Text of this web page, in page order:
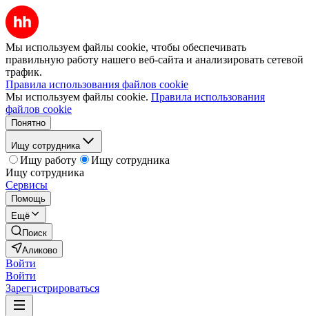
Мы используем файлы cookie, чтобы обеспечивать
правильную работу нашего веб-сайта и анализировать сетевой
трафик.
Правила использования файлов cookie
Мы используем файлы cookie. Правила использования
файлов cookie
Понятно
Ищу сотрудника
Ищу работу
Ищу сотрудника
Ищу сотрудника
Сервисы
Помощь
Ещё
Поиск
Аликово
Войти
Войти
Зарегистрироваться